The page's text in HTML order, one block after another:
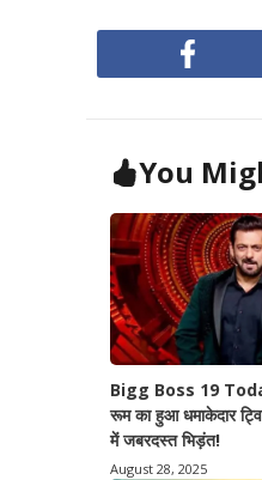
You
Bigg Boss 19
रूम का हुआ धमाकेदार
में जबरदस्त भिड़ंत!
August 28, 2025